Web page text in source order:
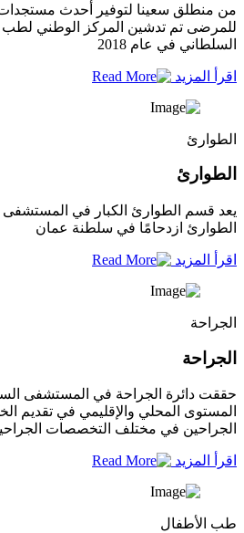
من منطلق سعينا لتوفير أحدث
للمرضى تم تدشين المركز الوطني لطب
السلطاني في عام 2018
اقرأ المزيد
الطوارئ
الطوارئ
يعد قسم الطوارئ الكبار في
الطوارئ ازدحامًا في سلطنة عمان
اقرأ المزيد
الجراحة
الجراحة
حققت دائرة الجراحة في المستشفى
المستوى المحلي والإقليمي في تقديم
الجراحين في مختلف التخصصات
اقرأ المزيد
طب الأطفال